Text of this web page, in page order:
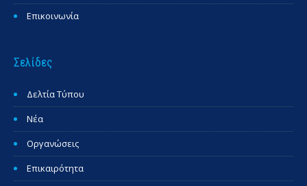
Επικοινωνία
Σελίδες
Δελτία Τύπου
Νέα
Οργανώσεις
Επικαιρότητα